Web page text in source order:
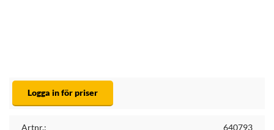
Logga in för priser
Artnr.: 640793